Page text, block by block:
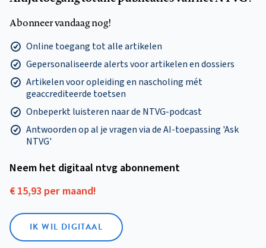
Abonneer vandaag nog!
Online toegang tot alle artikelen
Gepersonaliseerde alerts voor artikelen en dossiers
Artikelen voor opleiding en nascholing mét
geaccrediteerde toetsen
Onbeperkt luisteren naar de NTVG-podcast
Antwoorden op al je vragen via de AI-toepassing 'Ask
NTVG'
Neem het digitaal ntvg abonnement
€ 15,93 per maand!
IK WIL DIGITAAL